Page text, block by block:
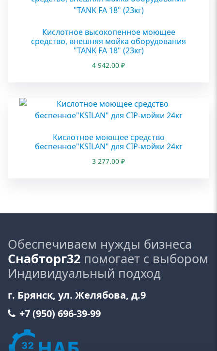
Кислотное высокопенное моющее
средство, внешняя мойка оборудования
"TANK FA 18" (23кг)
4 942.00 ₽
Кислотное моющее средство
беспенное"KSILAN" для CIP-мойки 24кг
3 277.00 ₽
Обеспечиваем нужды бизнеса
Снабторг32 помогает с выбором
Индивидуальный подход
г. Брянск, ул. Желябова, д.9
+7 (950) 696-39-99